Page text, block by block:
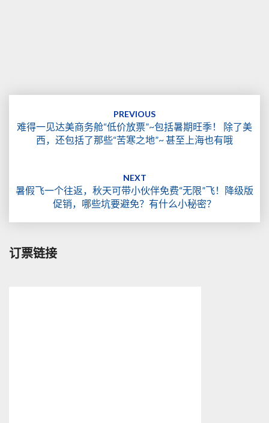
PREVIOUS
难得一见达美商务舱“低价放票”~包括暑期旺季！ 除了美
西，还包括了那些“苦寒之地”~ 甚至上海也有哦
NEXT
暑假飞一个往返，秋天可带小伙伴免费“无限”飞！降级版
促销，哪些坑要避免？有什么小秘密？
订票链接